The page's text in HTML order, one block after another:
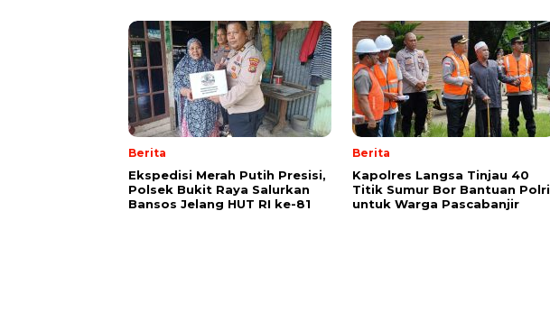
Berita
Ekspedisi Merah Putih Presisi,
Polsek Bukit Raya Salurkan
Bansos Jelang HUT RI ke-81
Berita
Kapolres Langsa Tinjau 40
Titik Sumur Bor Bantuan Polri
untuk Warga Pascabanjir